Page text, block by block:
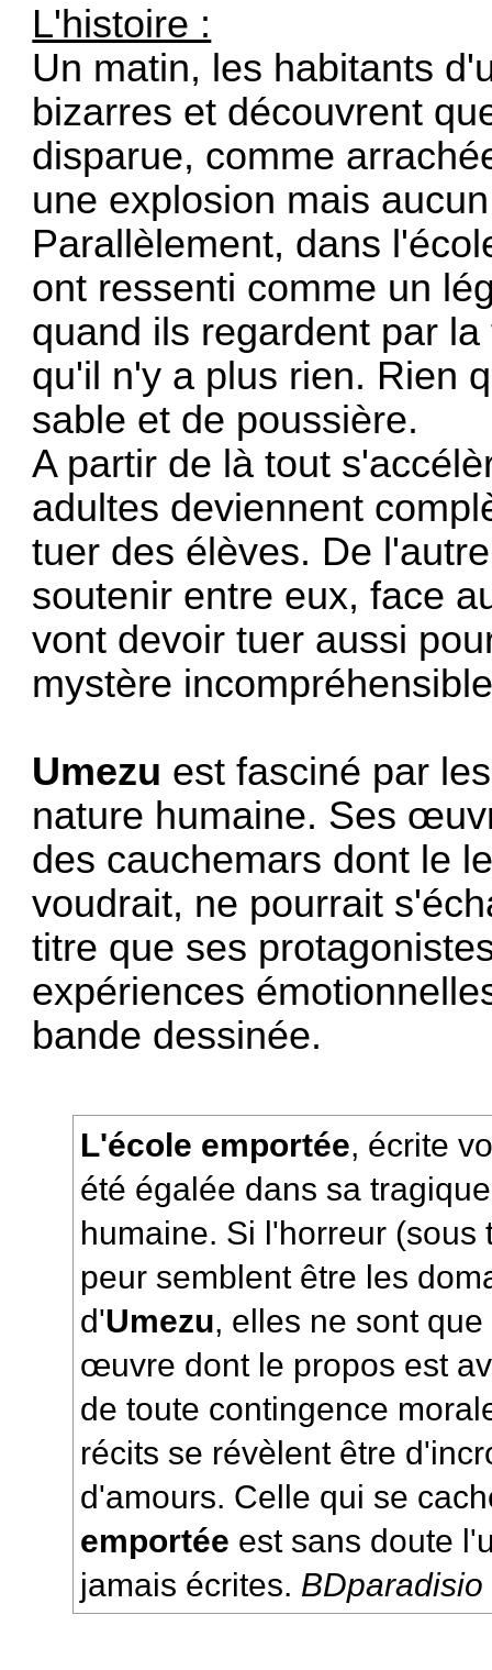
L'histoire :
Un matin, les habitants
bizarres et découvrent
disparue, comme
une explosion mais
Parallèlement, dans
ont ressenti comme un
quand ils regardent par
qu'il n'y a plus rien. Rien
sable et de poussière.
A partir de là tout
adultes deviennent
tuer des élèves. De
soutenir entre eux, face
vont devoir tuer aussi
mystère
Umezu est fasciné par
nature humaine. Ses
des cauchemars dont le
voudrait, ne pourrait
titre que ses
expériences
bande dessinée.
L'école emportée, écrite
été égalée dans sa
humaine. Si l'horreur (sous
peur semblent être les
d'Umezu, elles ne sont
œuvre dont le propos est
de toute contingence
récits se révèlent être
d'amours. Celle qui se
emportée est sans doute
jamais écrites. BDparadisio